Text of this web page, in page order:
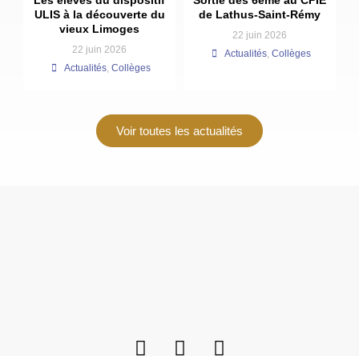
ULIS à la découverte du
vieux Limoges
22 juin 2026
Actualités Collèges
de Lathus-Saint-Rémy
22 juin 2026
Actualités Collèges
Voir toutes les actualités